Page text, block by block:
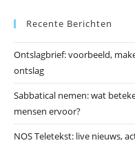
Recente Berichten
Ontslagbrief: voorbeeld,
ontslag
Sabbatical nemen: wat
mensen ervoor?
NOS Teletekst: live nieuws,